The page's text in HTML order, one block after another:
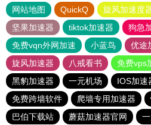
网站地图 QuickQ 旋风加速度
坚果加速器
tiktok加速器
狗急
免费vqn外网加速
小蓝鸟 优途
旋风加速器
八戒看书
免费vps
黑豹加速器
一元机场 IOS加速
免费跨墙软件
爬墙专用加速器
巴伯下载站
蘑菇加速器官网